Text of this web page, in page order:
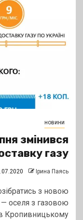
новини
змінився
газу
Ірина Паясь
з новою
— оселя з газовою
Кропивницькому